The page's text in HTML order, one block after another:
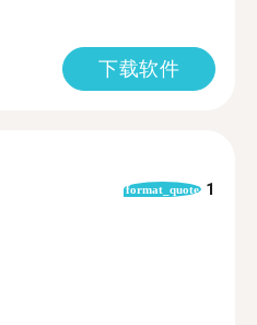
下载软件
format_quote 1